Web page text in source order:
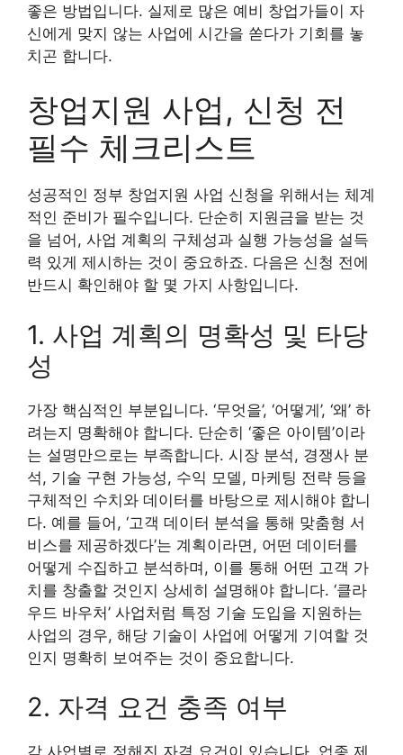
좋은 방법입니다. 실제로 많은 예비 창업가들이 자
신에게 맞지 않는 사업에 시간을 쏟다가 기회를 놓
치곤 합니다.
창업지원 사업, 신청 전
필수 체크리스트
성공적인 정부 창업지원 사업 신청을 위해서는 체계
적인 준비가 필수입니다. 단순히 지원금을 받는 것
을 넘어, 사업 계획의 구체성과 실행 가능성을 설득
력 있게 제시하는 것이 중요하죠. 다음은 신청 전에
반드시 확인해야 할 몇 가지 사항입니다.
1. 사업 계획의 명확성 및 타당
성
가장 핵심적인 부분입니다. ‘무엇을’, ‘어떻게’, ‘왜’ 하
려는지 명확해야 합니다. 단순히 ‘좋은 아이템’이라
는 설명만으로는 부족합니다. 시장 분석, 경쟁사 분
석, 기술 구현 가능성, 수익 모델, 마케팅 전략 등을
구체적인 수치와 데이터를 바탕으로 제시해야 합니
다. 예를 들어, ‘고객 데이터 분석을 통해 맞춤형 서
비스를 제공하겠다’는 계획이라면, 어떤 데이터를
어떻게 수집하고 분석하며, 이를 통해 어떤 고객 가
치를 창출할 것인지 상세히 설명해야 합니다. ‘클라
우드 바우처’ 사업처럼 특정 기술 도입을 지원하는
사업의 경우, 해당 기술이 사업에 어떻게 기여할 것
인지 명확히 보여주는 것이 중요합니다.
2. 자격 요건 충족 여부